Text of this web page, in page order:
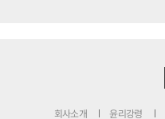
회사소개 윤리강령